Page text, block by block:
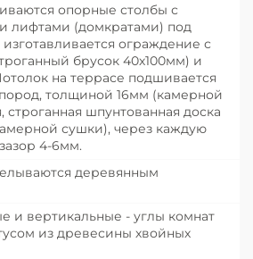
опорные столбы с
лифтами (домкратами) под
ограждение с
брусок 40х100мм) и
на террасе подшивается
толщиной 16мм (камерной
строганная шпунтованная доска
сушки), через каждую
4-6мм.
деревянным
и вертикальные - углы комнат
из древесины хвойных